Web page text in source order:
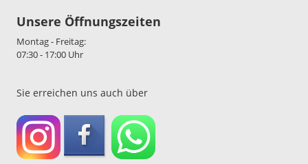
Unsere Öffnungszeiten
Montag - Freitag:
07:30 - 17:00 Uhr
Sie erreichen uns auch über